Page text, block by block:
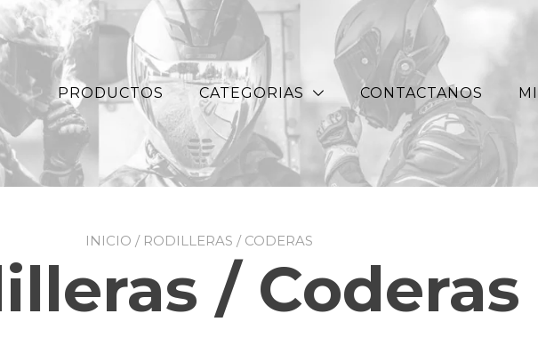
PRODUCTOS CATEGORIAS CONTACTANOS
INICIO / RODILLERAS / CODERAS
/ Coderas